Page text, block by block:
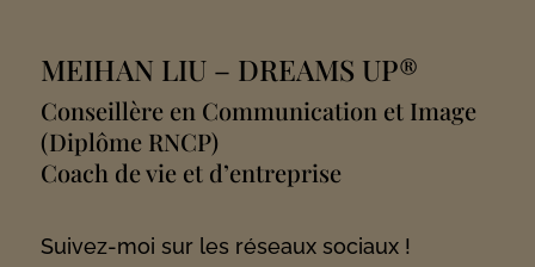
MEIHAN LIU – DREAMS UP®
Conseillère en Communication et Image
(Diplôme RNCP)
Coach de vie et d’entreprise
Suivez-moi sur les réseaux sociaux !